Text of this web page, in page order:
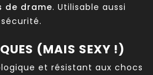
de drame. Utilisable aussi
(MAIS SEXY !)
et résistant aux chocs